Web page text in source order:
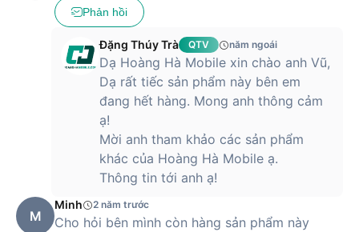
Phản hồi
Đặng Thúy Trà QTV năm ngoái
Dạ Hoàng Hà Mobile xin chào anh Vũ,
Dạ rất tiếc sản phẩm này bên em
đang hết hàng. Mong anh thông cảm
ạ!
Mời anh tham khảo các sản phẩm
khác của Hoàng Hà Mobile ạ.
Thông tin tới anh ạ!
M
Minh 2 năm trước
Cho hỏi bên mình còn hàng sản phẩm này